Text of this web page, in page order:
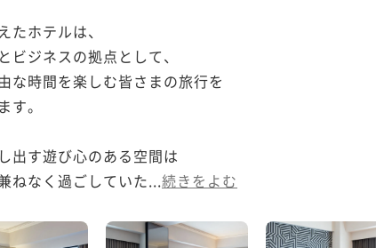
ホテルは、
ジネスの拠点として、
な時間を楽しむ皆さまの旅行を
。
出す遊び心のある空間は
ねなく過ごしていた...続きをよむ